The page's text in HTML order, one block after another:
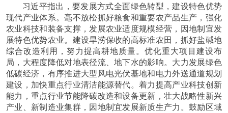
习近平指出，要发展方式全面绿色转型，建设特色优势
现代产业体系。毫不放松抓好粮食和重要农产品生产，强化
农业科技和装备支撑，发展农业适度规模经营，因地制宜发
展特色优势农业。建设旱涝保收的高标准农田，抓好盐碱地
综合改造利用，努力提高耕地质量。优化重大项目建设布
局，大程度降低对地表径流、地下水的影响。大力发展绿色
低碳经济，有序推进大型风电光伏基地和电力外送通道规划
建设，加快重点行业清洁能源替代。着力提高产业科技创新
能力，重点行业节能降碳改造和设备更新，壮大战略性新兴
产业、新制造业集群，因地制宜发展新质生产力。鼓励区域